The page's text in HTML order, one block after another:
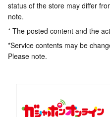
status of the store may differ
note.
* The posted content and the
*Service contents may be
Please note.